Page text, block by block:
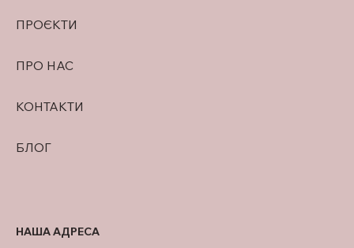
ПРОЄКТИ
ПРО НАС
КОНТАКТИ
БЛОГ
НАША АДРЕСА